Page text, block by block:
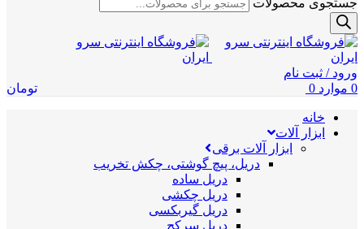
جستجوی محصولات
ورود / ثبت نام
0 موارد 0 تومان
خانه
ابزار آلات
ابزار آلات برقی
دریل، پیچ گوشتی، چکش تخریب
دریل ساده
دریل چکشی
دریل گیربکسی
دریل سرکج